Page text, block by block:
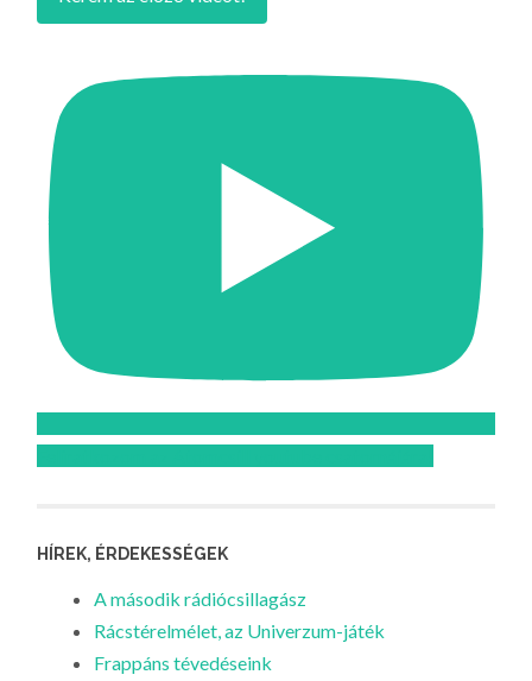
HÍREK, ÉRDEKESSÉGEK
A második rádiócsillagász
Rácstérelmélet, az Univerzum-játék
Frappáns tévedéseink